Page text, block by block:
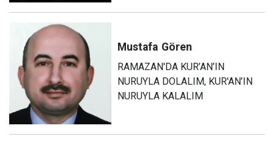
Mustafa Gören
RAMAZAN'DA KUR’AN’IN
NURUYLA DOLALIM, KUR'AN’IN
NURUYLA KALALIM